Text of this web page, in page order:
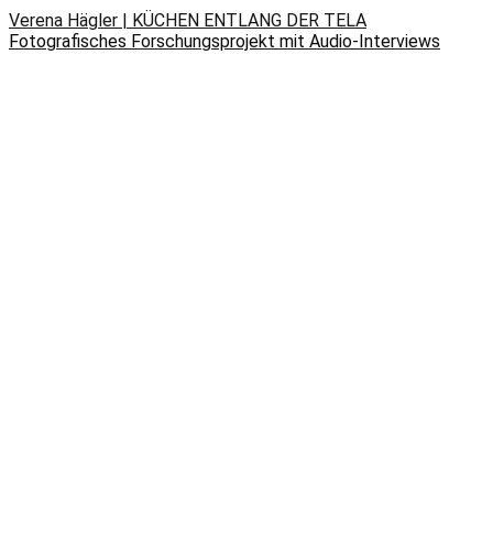
Verena Hägler | KÜCHEN ENTLANG DER TELA
Fotografisches Forschungsprojekt mit Audio-Interviews